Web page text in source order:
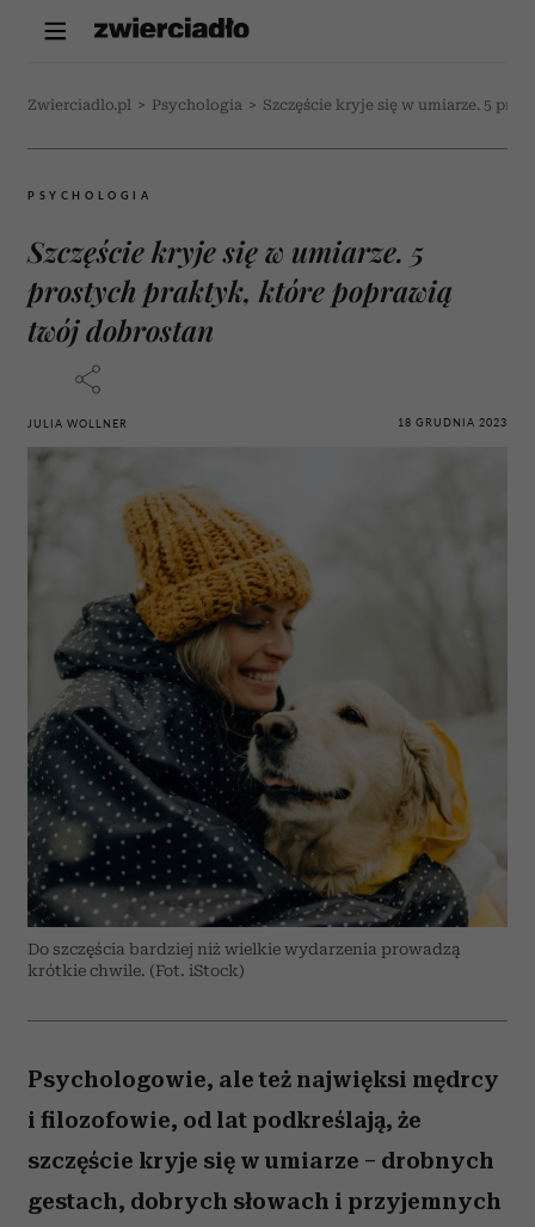
Zwierciadlo.pl > Psychologia > Szczęście kryje się w umiarze. 5
PSYCHOLOGIA
Szczęście kryje się w umiarze. 5
prostych praktyk, które poprawią
twój dobrostan
JULIA WOLLNER 18 GRUDNIA 2023
Do szczęścia bardziej niż wielkie wydarzenia prowadzą
krótkie chwile. (Fot. iStock)
Psychologowie, ale też najwięksi mędrcy
i filozofowie, od lat podkreślają, że
szczęście kryje się w umiarze – drobnych
gestach, dobrych słowach i przyjemnych